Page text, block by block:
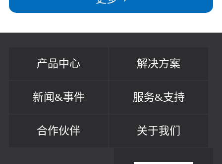
产品中心 解决方案
新闻&事件 服务&支持
合作伙伴 关于我们